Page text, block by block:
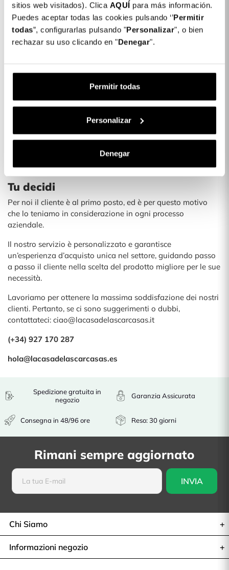
sitios web visitados). Clica AQUÍ para más información.
Puedes aceptar todas las cookies pulsando ‘’Permitir
todas”, configurarlas pulsando "Personalizar", o bien
rechazar su uso clicando en "Denegar".
Permitir todas
Personalizar
Denegar
come, in un click puoi far tuoi i nostri prodotti!.
Ispirazione per il nostro design
A La Casa de las Carcasas siamo sempre aggiornati sulle
Creiamo collezioni, lavoriamo e analizziamo soluzioni,
fantasie, stili diversi e nuove proposte lanciate dalle aziende
coesione tra stile, novità, materiali, texture e colore. I nostri
accessori rappresentano moda, eleganza e originalità.
Le collezioni sono piene di contrasti cromatici, giochiamo in
modo disinvolto con tessuti, strass, texture e forme audaci.
Tu decidi
Per noi il cliente è al primo posto, ed è per questo motivo
che lo teniamo in considerazione in ogni processo
aziendale.
Il nostro servizio è personalizzato e garantisce
un’esperienza d’acquisto unica nel settore, guidando passo
a passo il cliente nella scelta del prodotto migliore per le sue
necessità.
Lavoriamo per ottenere la massima soddisfazione dei nostri
clienti. Pertanto, se ci sono suggerimenti o dubbi,
contattateci: ciao@lacasadelascarcasas.it
(+34) 927 170 287
hola@lacasadelascarcasas.es
Spedizione gratuita in
negozio
Consegna in 48/96 ore
Garanzia Assicurata
Reso: 30 giorni
Rimani sempre aggiornato
Chi Siamo
Informazioni negozio